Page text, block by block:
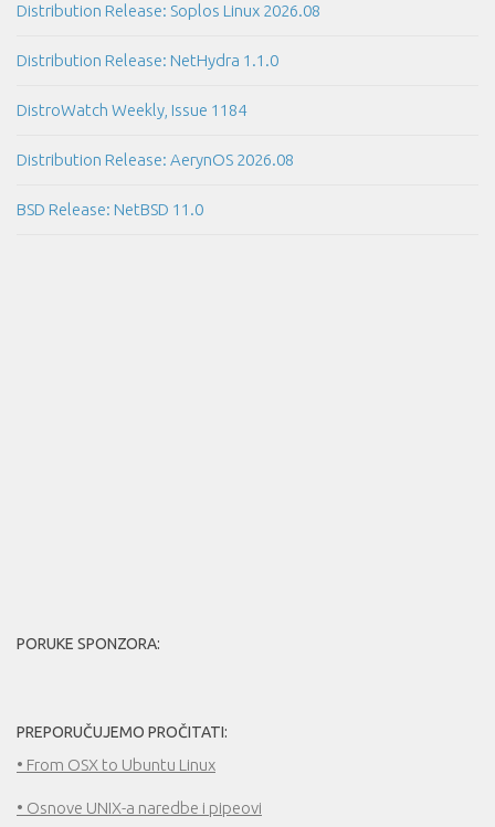
Distribution Release: Soplos Linux 2026.08
Distribution Release: NetHydra 1.1.0
DistroWatch Weekly, Issue 1184
Distribution Release: AerynOS 2026.08
BSD Release: NetBSD 11.0
PORUKE SPONZORA:
PREPORUČUJEMO PROČITATI:
• From OSX to Ubuntu Linux
• Osnove UNIX-a naredbe i pipeovi